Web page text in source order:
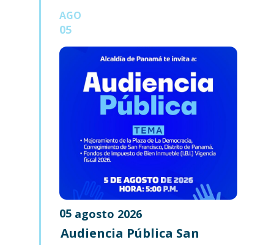
AGO
05
05 agosto 2026
Audiencia Pública San